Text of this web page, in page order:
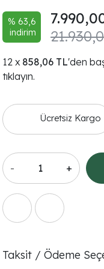
% 63,6
indirim
858,06 TL'den
tıklayın.
Ücretsiz Kargo
- +
Taksit / Ödeme